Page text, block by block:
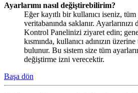
Ayarlarımı nasıl değiştirebilirim?
Eğer kayıtlı bir kullanıcı iseniz, tüm
veritabanında saklanır.
Kontrol Panelinizi ziyaret edin;
kısmında, kullanıcı adınızın
bulunur. Bu sistem size tüm
değiştirme izni verecektir.
Başa dön